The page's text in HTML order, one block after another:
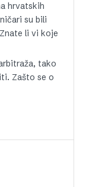
hrvatskih
su bili
li vi koje
tako
Zašto se o